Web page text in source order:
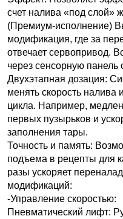
счет налива «под слой»
(Премиум-исполнение)
модификация, где за
отвечает сервопривод.
через сенсорную панель
Двухэтапная дозация:
менять скорость налива
цикла. Например,
первых пузырьков и
заполнения тары.
Точность и память:
подъема в рецепты для
разы ускоряет
модификаций:
-Управление скоростью:
Пневматический лифт: